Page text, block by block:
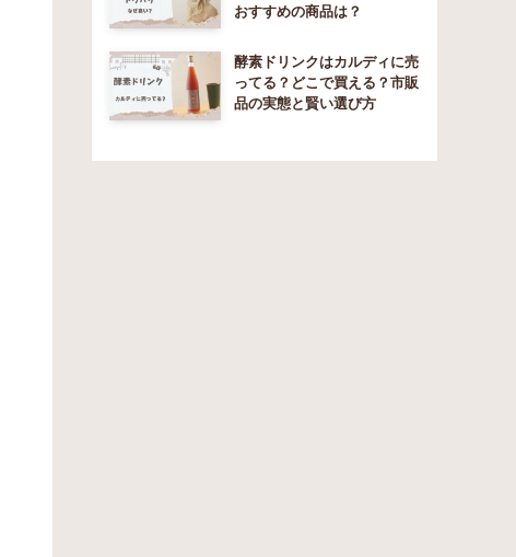
おすすめの商品は？
酵素ドリンクはカルディに売
ってる？どこで買える？市販
品の実態と賢い選び方